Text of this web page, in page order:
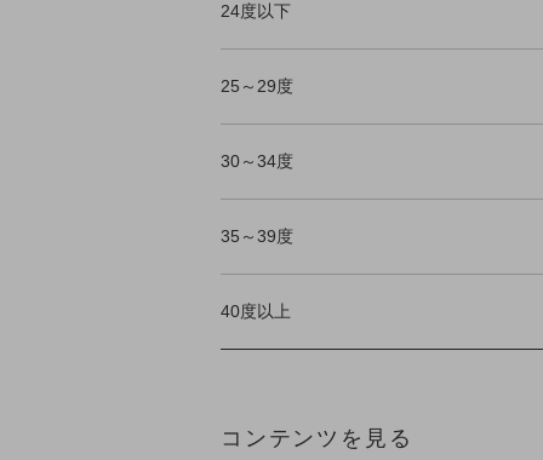
24度以下
25～29度
30～34度
35～39度
40度以上
コンテンツを見る